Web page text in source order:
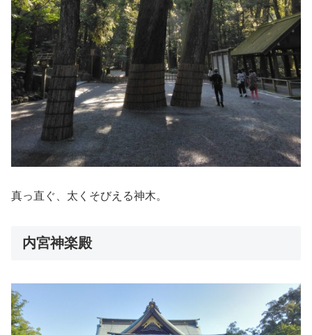
真っ直ぐ、太くそびえる神木。
内宮神楽殿